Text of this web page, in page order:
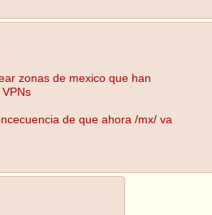
zonas de mexico que han
de que ahora /mx/ va